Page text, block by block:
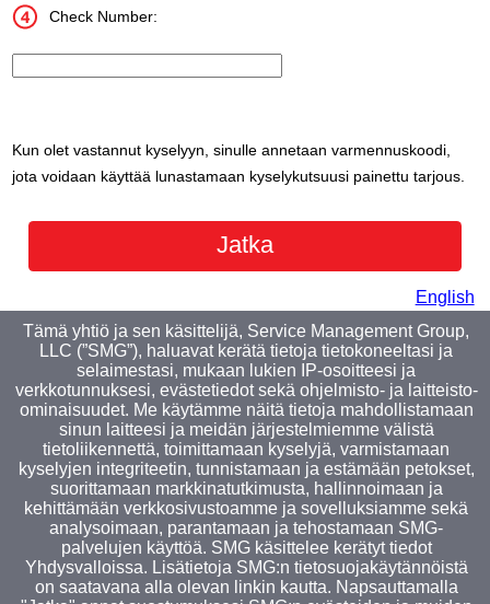
Check Number:
Kun olet vastannut kyselyyn, sinulle annetaan varmennuskoodi,
jota voidaan käyttää lunastamaan kyselykutsuusi painettu tarjous.
English
Tämä yhtiö ja sen käsittelijä, Service Management Group,
LLC (”SMG”), haluavat kerätä tietoja tietokoneeltasi ja
selaimestasi, mukaan lukien IP-osoitteesi ja
verkkotunnuksesi, evästetiedot sekä ohjelmisto- ja laitteisto-
ominaisuudet. Me käytämme näitä tietoja mahdollistamaan
sinun laitteesi ja meidän järjestelmiemme välistä
tietoliikennettä, toimittamaan kyselyjä, varmistamaan
kyselyjen integriteetin, tunnistamaan ja estämään petokset,
suorittamaan markkinatutkimusta, hallinnoimaan ja
kehittämään verkkosivustoamme ja sovelluksiamme sekä
analysoimaan, parantamaan ja tehostamaan SMG-
palvelujen käyttöä. SMG käsittelee kerätyt tiedot
Yhdysvalloissa. Lisätietoja SMG:n tietosuojakäytännöistä
on saatavana alla olevan linkin kautta. Napsauttamalla